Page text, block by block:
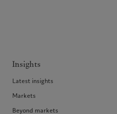
Insights
Latest insights
Markets
Beyond markets